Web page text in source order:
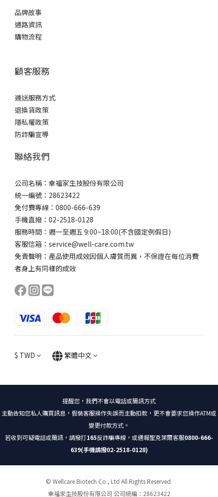
品牌故事
通路資訊
購物流程
顧客服務
運送服務方式
退換貨政策
隱私權政策
防詐騙宣導
聯絡我們
公司名稱：幸福家生技股份有限公司
統一編號：28623422
免付費專線：0800-666-639
手機直撥：02-2518-0128
服務時間：週一至週五 9:00~18:00(不含國定例假日)
客服信箱：service@well-care.com.tw
免責聲明：產品使用成效因個人膚質而異，不保證在每位消費
者身上有同樣的成效
$ TWD 繁體中文
提醒您，我們不會以電話或簡訊方式
主動告知您私人購買訊息，假裝客服操作失誤而主動扣款，更不會要求您操作ATM或
變更付款方式。
若收到可疑電話或簡訊，請撥打165反詐騙專線，或通報聖克萊爾客服0800-666-
639(手機請撥02-2518-0128)
© Wellcare Biotech Co., Ltd All Rights Reserved.
幸福家生技股份有限公司 公司統編：28623422